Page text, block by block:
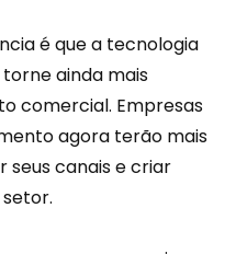
é que a tecnologia
ainda mais
comercial. Empresas
agora terão mais
canais e criar